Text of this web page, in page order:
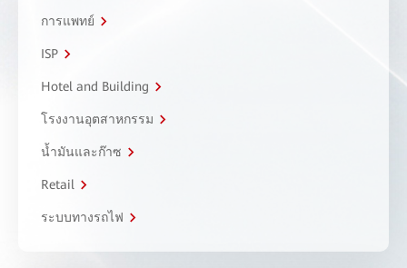
การแพทย์
ISP
Hotel and Building
โรงงานอุตสาหกรรม
น้ำมันและก๊าซ
Retail
ระบบทางรถไฟ